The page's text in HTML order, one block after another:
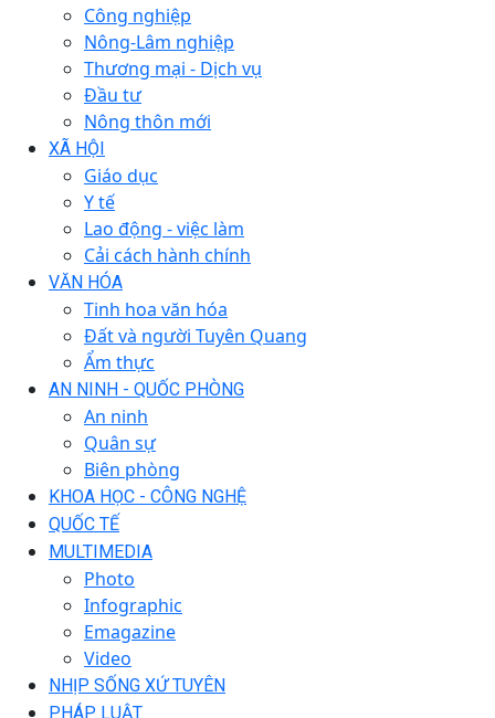
Công nghiệp
Nông-Lâm nghiệp
Thương mại - Dịch vụ
Đầu tư
Nông thôn mới
XÃ HỘI
Giáo dục
Y tế
Lao động - việc làm
Cải cách hành chính
VĂN HÓA
Tinh hoa văn hóa
Đất và người Tuyên Quang
Ẩm thực
AN NINH - QUỐC PHÒNG
An ninh
Quân sự
Biên phòng
KHOA HỌC - CÔNG NGHỆ
QUỐC TẾ
MULTIMEDIA
Photo
Infographic
Emagazine
Video
NHỊP SỐNG XỨ TUYÊN
PHÁP LUẬT